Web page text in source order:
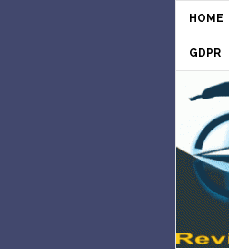
HOME
GDPR